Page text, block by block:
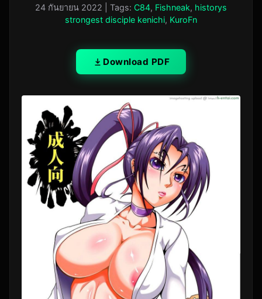
24 กันยายน 2022 | Tags: C84, Fishneak, historys
strongest disciple kenichi, KuroFn
Download PDF